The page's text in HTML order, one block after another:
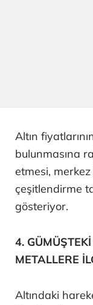
Altın
bulunmasına
etmesi,
çeşitlendirme
gösteriyor.
4.
METALLERE
Altındaki